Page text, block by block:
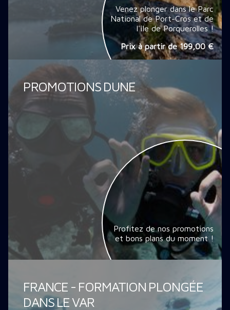
Venez plonger dans le Parc
National de Port-Cros et de
l'île de Porquerolles !
Prix à partir de199,00 €
PROMOTIONS DUNE
Profitez de nos promotions
et bons plans du moment !
FRANCE - FORMATION PLONGÉE
DANS LE VAR